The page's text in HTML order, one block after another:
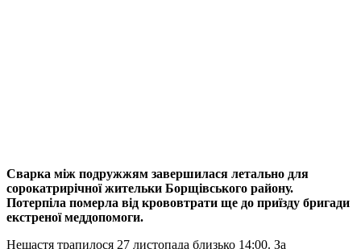
Сварка між подружжям завершилася летально для
сорокатрирічної жительки Борщівського району.
Потерпіла померла від крововтрати ще до приїзду бригади
екстреної меддопомоги.
Нещастя трапилося 27 листопада близько 14:00. За